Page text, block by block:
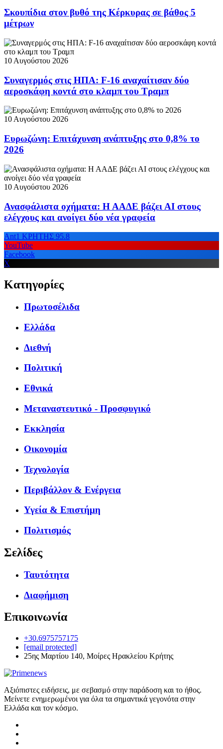
Σκουπίδια στον βυθό της Κέρκυρας σε βάθος 5
μέτρων
10 Αυγούστου 2026
Συναγερμός στις ΗΠΑ: F-16 αναχαίτισαν δύο
αεροσκάφη κοντά στο κλαμπ του Τραμπ
10 Αυγούστου 2026
Ευρωζώνη: Επιτάχυνση ανάπτυξης στο 0,8% το
2026
10 Αυγούστου 2026
Ανασφάλιστα οχήματα: Η ΑΑΔΕ βάζει ΑΙ στους
ελέγχους και ανοίγει δύο νέα γραφεία
Ant1 ΚΡΗΤΗΣ 95.8
YouTube
Facebook
X
Κατηγορίες
Πρωτοσέλιδα
Ελλάδα
Διεθνή
Πολιτική
Εθνικά
Μεταναστευτικό - Προσφυγικό
Εκκλησία
Οικονομία
Τεχνολογία
Περιβάλλον & Ενέργεια
Υγεία & Επιστήμη
Πολιτισμός
Σελίδες
Ταυτότητα
Διαφήμιση
Επικοινωνία
+30.6975757175
[email protected]
25ης Μαρτίου 140, Μοίρες Ηρακλείου Κρήτης
Αξιόπιστες ειδήσεις, με σεβασμό στην παράδοση και το ήθος.
Μείνετε ενημερωμένοι για όλα τα σημαντικά γεγονότα στην
Ελλάδα και τον κόσμο.